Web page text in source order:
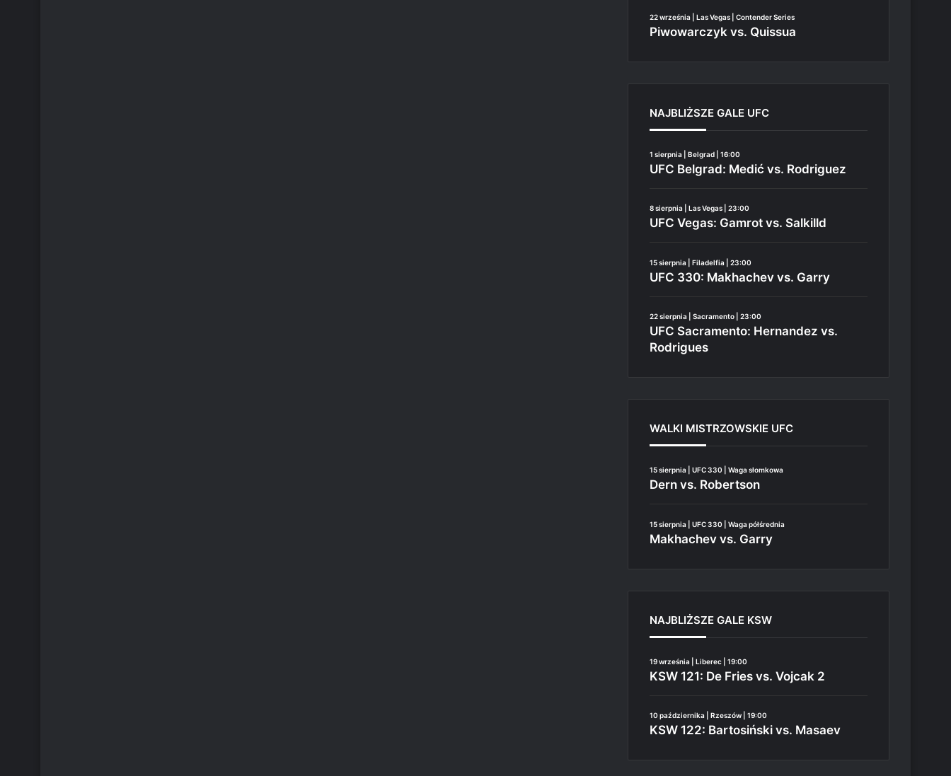
22 września | Las Vegas | Contender Series
Piwowarczyk vs. Quissua
NAJBLIŻSZE GALE UFC
1 sierpnia | Belgrad | 16:00
UFC Belgrad: Medić vs. Rodriguez
8 sierpnia | Las Vegas | 23:00
UFC Vegas: Gamrot vs. Salkilld
15 sierpnia | Filadelfia | 23:00
UFC 330: Makhachev vs. Garry
22 sierpnia | Sacramento | 23:00
UFC Sacramento: Hernandez vs.
Rodrigues
WALKI MISTRZOWSKIE UFC
15 sierpnia | UFC 330 | Waga słomkowa
Dern vs. Robertson
15 sierpnia | UFC 330 | Waga półśrednia
Makhachev vs. Garry
NAJBLIŻSZE GALE KSW
19 września | Liberec | 19:00
KSW 121: De Fries vs. Vojcak 2
10 października | Rzeszów | 19:00
KSW 122: Bartosiński vs. Masaev